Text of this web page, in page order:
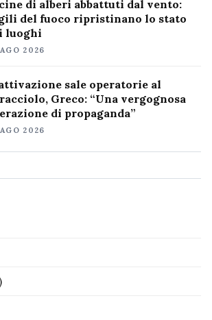
di alberi abbattuti dal vento:
del fuoco ripristinano lo stato
luoghi
2026
sale operatorie al
Greco: “Una vergognosa
di propaganda”
2026